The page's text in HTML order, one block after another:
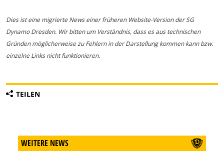
Dies ist eine migrierte News einer früheren Website-Version der SG
Dynamo Dresden. Wir bitten um Verständnis, dass es aus technischen
Gründen möglicherweise zu Fehlern in der Darstellung kommen kann bzw.
einzelne Links nicht funktionieren.
TEILEN
WEITERE NEWS